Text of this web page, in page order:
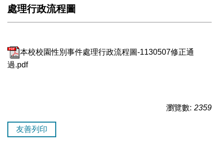
處理行政流程圖
本校校園性別事件處理行政流程圖-1130507修正通
過.pdf
瀏覽數: 2359
友善列印